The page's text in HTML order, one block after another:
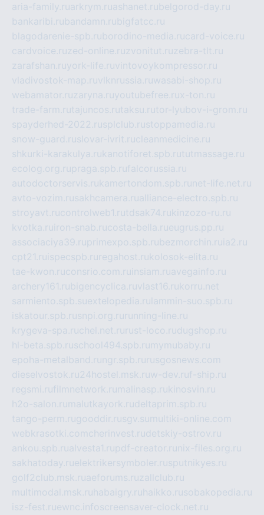
aria-family.ruarkrym.ruashanet.rubelgorod-day.ru
bankaribi.rubandamn.rubigfatcc.ru
blagodarenie-spb.ruborodino-media.rucard-voice.ru
cardvoice.ruzed-online.ruzvonitut.ruzebra-tlt.ru
zarafshan.ruyork-life.ruvintovoykompressor.ru
vladivostok-map.ruvlknrussia.ruwasabi-shop.ru
webamator.ruzaryna.ruyoutubefree.rux-ton.ru
trade-farm.rutajuncos.rutaksu.rutor-lyubov-i-grom.ru
spayderhed-2022.rusplclub.rustoppamedia.ru
snow-guard.ruslovar-ivrit.rucleanmedicine.ru
shkurki-karakulya.rukanotiforet.spb.rututmassage.ru
ecolog.org.rupraga.spb.rufalcorussia.ru
autodoctorservis.rukamertondom.spb.ru net-life.net.ru
avto-vozim.rusakhcamera.rualliance-electro.spb.ru
stroyavt.rucontrolweb1.rutdsak74.rukinzozo-ru.ru
kvotka.ru iron-snab.rucosta-bella.rueugrus.pp.ru
associaciya39.ruprimexpo.spb.rubezmorchin.ru ia2.ru
cpt21.ru ispecspb.ru regahost.rukolosok-elita.ru
tae-kwon.ruconsrio.com.ru insiam.ruavegainfo.ru
archery161.rubigencyclica.ruvlast16.rukorru.net
sarmiento.spb.suextelopedia.ru lammin-suo.spb.ru
iskatour.spb.rusnpi.org.ru running-line.ru
krygeva-spa.ruchel.net.ru rust-loco.rudugshop.ru
hl-beta.spb.ruschool494.spb.ru mymubaby.ru
epoha-metalband.ru ngr.spb.ru rusgosnews.com
dieselvostok.ru24hostel.msk.ruw-dev.ruf-ship.ru
regsmi.rufilmnetwork.ru malinasp.rukinosvin.ru
h2o-salon.ru malutkayork.rudeltaprim.spb.ru
tango-perm.rugooddir.rusgv.su multiki-online.com
webkrasotki.comcherinvest.rudetskiy-ostrov.ru
ankou.spb.rualvesta1.rupdf-creator.ru nix-files.org.ru
sakhatoday.ruelektrikersymboler.rusputnikyes.ru
golf2club.msk.ruaeforums.ruzallclub.ru
multimodal.msk.ru habaigry.ru haikko.rusobakopedia.ru
isz-fest.ruewnc.infoscreensaver-clock.net.ru